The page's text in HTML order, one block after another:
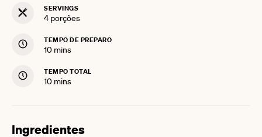
SERVINGS
4 porções
TEMPO DE PREPARO
10minutes
mins
TEMPO TOTAL
10minutes
mins
Ingredientes